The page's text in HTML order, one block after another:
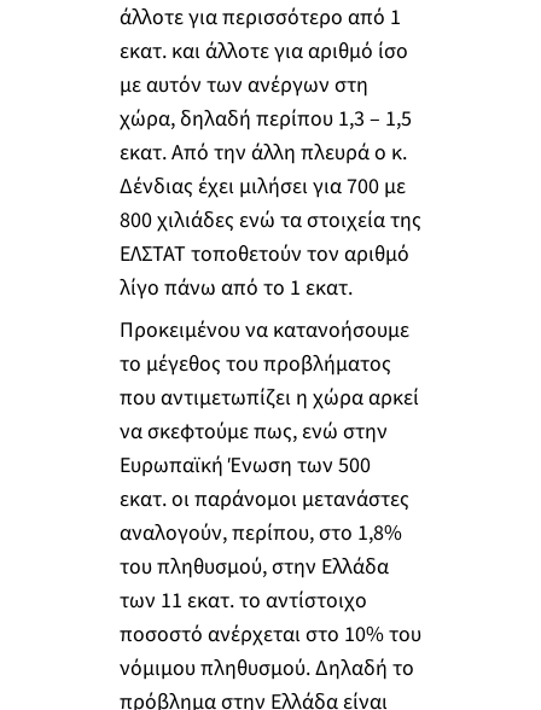
άλλοτε για περισσότερο από 1
εκατ. και άλλοτε για αριθμό ίσο
με αυτόν των ανέργων στη
χώρα, δηλαδή περίπου 1,3 – 1,5
εκατ. Από την άλλη πλευρά ο κ.
Δένδιας έχει μιλήσει για 700 με
800 χιλιάδες ενώ τα στοιχεία της
ΕΛΣΤΑΤ τοποθετούν τον αριθμό
λίγο πάνω από το 1 εκατ.
Προκειμένου να κατανοήσουμε
το μέγεθος του προβλήματος
που αντιμετωπίζει η χώρα αρκεί
να σκεφτούμε πως, ενώ στην
Ευρωπαϊκή Ένωση των 500
εκατ. οι παράνομοι μετανάστες
αναλογούν, περίπου, στο 1,8%
του πληθυσμού, στην Ελλάδα
των 11 εκατ. το αντίστοιχο
ποσοστό ανέρχεται στο 10% του
νόμιμου πληθυσμού. Δηλαδή το
πρόβλημα στην Ελλάδα είναι